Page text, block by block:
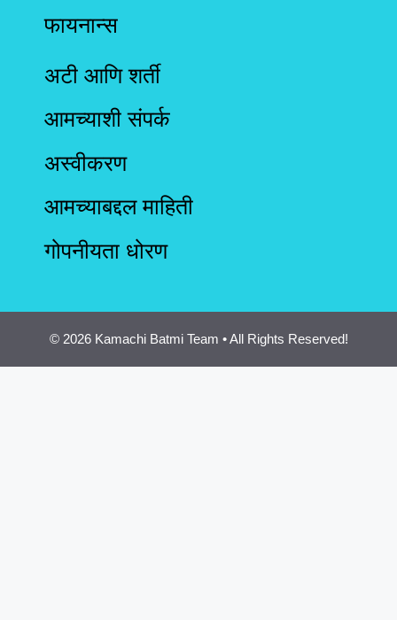
फायनान्स
अटी आणि शर्ती
आमच्याशी संपर्क
अस्वीकरण
आमच्याबद्दल माहिती
गोपनीयता धोरण
© 2026 Kamachi Batmi Team • All Rights Reserved!